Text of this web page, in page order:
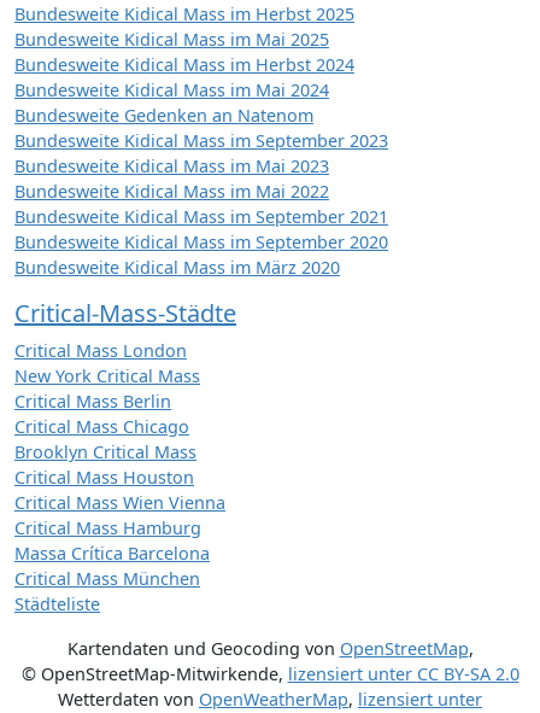
Bundesweite Kidical Mass im Herbst 2025
Bundesweite Kidical Mass im Mai 2025
Bundesweite Kidical Mass im Herbst 2024
Bundesweite Kidical Mass im Mai 2024
Bundesweite Gedenken an Natenom
Bundesweite Kidical Mass im September 2023
Bundesweite Kidical Mass im Mai 2023
Bundesweite Kidical Mass im Mai 2022
Bundesweite Kidical Mass im September 2021
Bundesweite Kidical Mass im September 2020
Bundesweite Kidical Mass im März 2020
Critical-Mass-Städte
Critical Mass London
New York Critical Mass
Critical Mass Berlin
Critical Mass Chicago
Brooklyn Critical Mass
Critical Mass Houston
Critical Mass Wien Vienna
Critical Mass Hamburg
Massa Crítica Barcelona
Critical Mass München
Städteliste
Kartendaten und Geocoding von OpenStreetMap,
© OpenStreetMap-Mitwirkende, lizensiert unter CC BY-SA 2.0
Wetterdaten von OpenWeatherMap, lizensiert unter